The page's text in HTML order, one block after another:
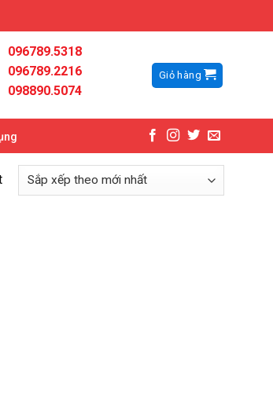
096789.5318
096789.2216
098890.5074
Giỏ hàng